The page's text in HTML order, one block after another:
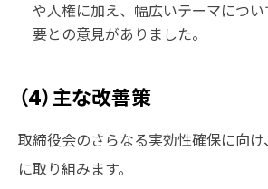
や人権に加え、幅広いテーマにつ
要との意見がありました。
（4）主な改善策
取締役会のさらなる実効性確保に向
に取り組みます。